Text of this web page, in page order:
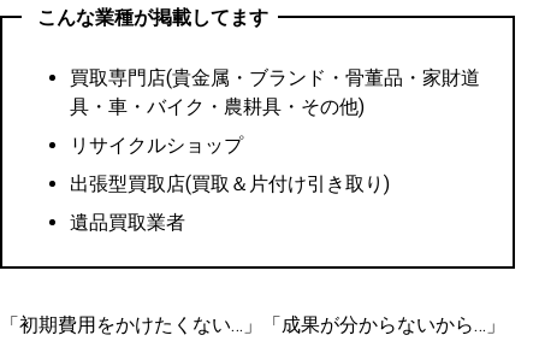
こんな業種が掲載してます
買取専門店(貴金属・ブランド・骨董品・家財道
具・車・バイク・農耕具・その他)
リサイクルショップ
出張型買取店(買取＆片付け引き取り)
遺品買取業者
「初期費用をかけたくない…」「成果が分からないから…」